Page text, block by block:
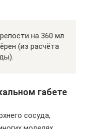
на 360 мл
(из расчёта
габете
сосуда,